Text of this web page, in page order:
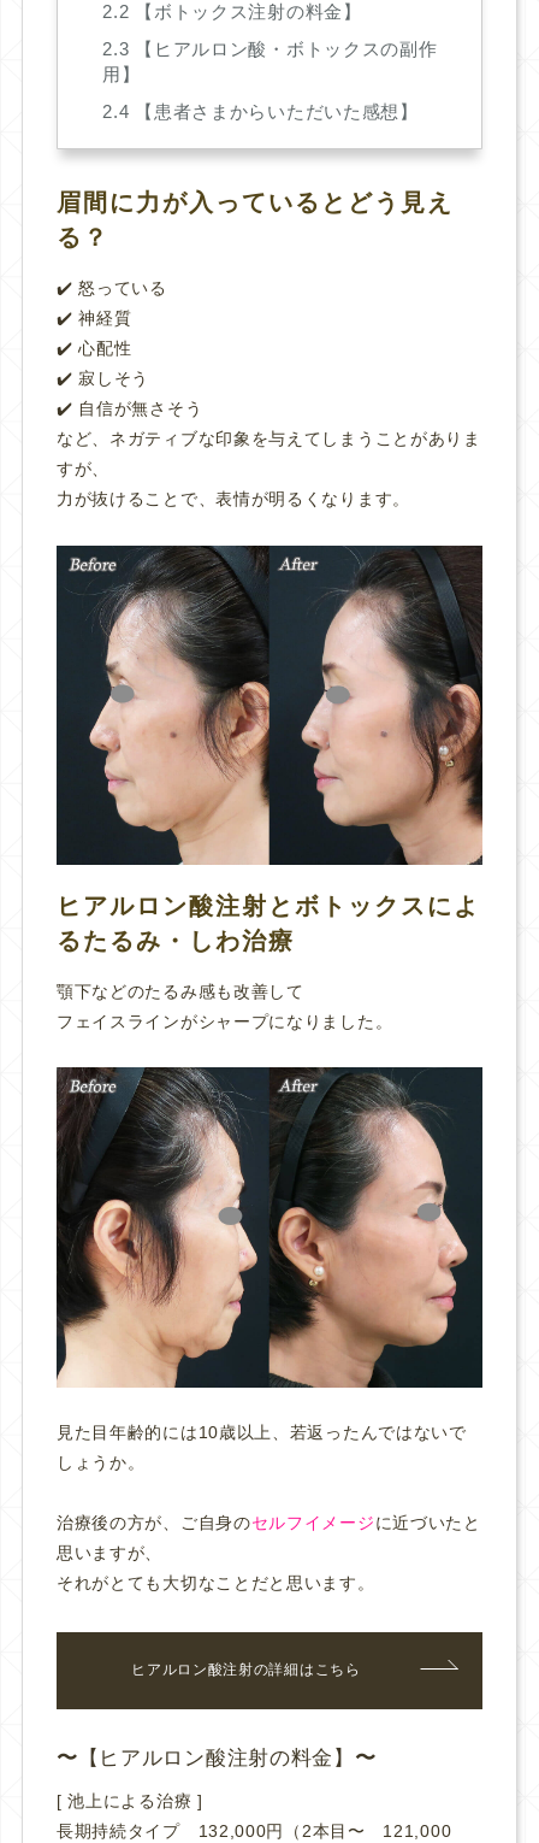
2.2 【ボトックス注射の料金】
2.3 【ヒアルロン酸・ボトックスの副作
用】
2.4 【患者さまからいただいた感想】
眉間に力が入っているとどう見え
る？
✔️ 怒っている
✔️ 神経質
✔️ 心配性
✔️ 寂しそう
✔️ 自信が無さそう
など、ネガティブな印象を与えてしまうことがありま
すが、
力が抜けることで、表情が明るくなります。
ヒアルロン酸注射とボトックスによ
るたるみ・しわ治療
顎下などのたるみ感も改善して
フェイスラインがシャープになりました。
見た目年齢的には10歳以上、若返ったんではないで
しょうか。
治療後の方が、ご自身のセルフイメージに近づいたと
思いますが、
それがとても大切なことだと思います。
ヒアルロン酸注射の詳細はこちら
【ヒアルロン酸注射の料金】
[ 池上による治療 ]
長期持続タイプ 132,000円（2本目〜 121,000